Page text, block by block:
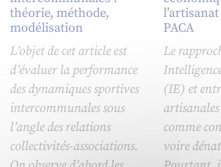
théorie, méthode,
modélisation
L’objet de cet article est
d’évaluer la performance
des dynamiques sportives
intercommunales sous
l’angle des relations
collectivités-associations.
PACA
Le
(IE) et
comme
voire